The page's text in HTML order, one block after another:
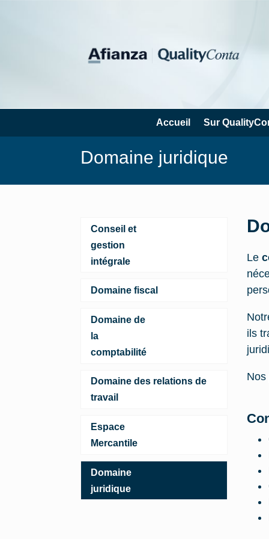
Accueil Sur
Domaine juridique
Conseil et
gestion
intégrale
Domaine fiscal
Domaine de
la
comptabilité
Domaine des relations de
travail
Espace
Mercantile
Domaine
juridique
Le
ils
Nos